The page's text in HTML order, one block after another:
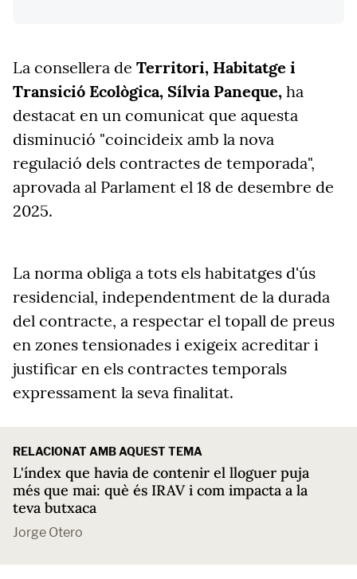
La consellera de Territori, Habitatge i
Transició Ecològica, Sílvia Paneque, ha
destacat en un comunicat que aquesta
disminució "coincideix amb la nova
regulació dels contractes de temporada",
aprovada al Parlament el 18 de desembre de
2025.
La norma obliga a tots els habitatges d'ús
residencial, independentment de la durada
del contracte, a respectar el topall de preus
en zones tensionades i exigeix acreditar i
justificar en els contractes temporals
expressament la seva finalitat.
RELACIONAT AMB AQUEST TEMA
L'índex que havia de contenir el lloguer puja
més que mai: què és IRAV i com impacta a la
teva butxaca
Jorge Otero